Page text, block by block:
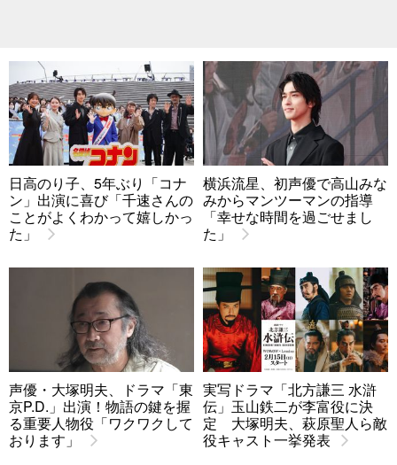
日高のり子、5年ぶり「コナ
ン」出演に喜び「千速さんの
ことがよくわかって嬉しかっ
た」
横浜流星、初声優で高山みな
みからマンツーマンの指導
「幸せな時間を過ごせまし
た」
声優・大塚明夫、ドラマ「東
京P.D.」出演！物語の鍵を握
る重要人物役「ワクワクして
おります」
実写ドラマ「北方謙三 水滸
伝」玉山鉄二が李富役に決
定 大塚明夫、萩原聖人ら敵
役キャスト一挙発表